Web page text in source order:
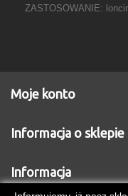
ZASTOSOWANIE:
Moje konto
Informacja o sklepie
Informacja